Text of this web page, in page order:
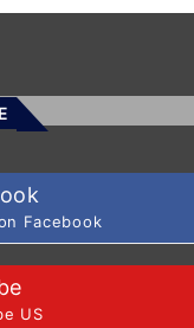
Facebook
US